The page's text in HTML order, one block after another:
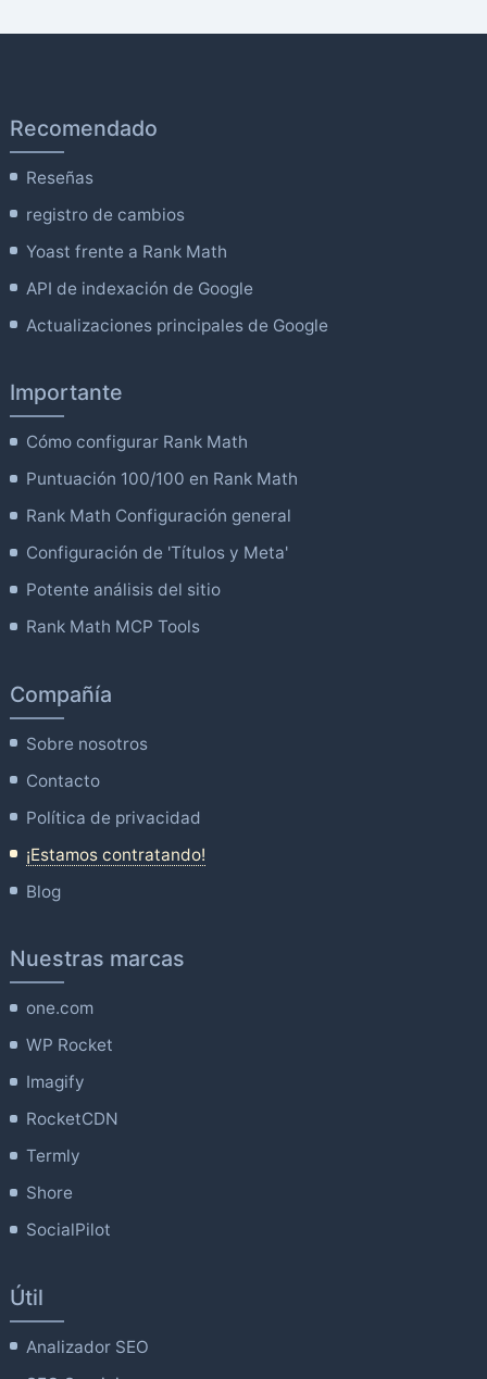
Recomendado
Reseñas
registro de cambios
Yoast frente a Rank Math
API de indexación de Google
Actualizaciones principales de Google
Importante
Cómo configurar Rank Math
Puntuación 100/100 en Rank Math
Rank Math Configuración general
Configuración de 'Títulos y Meta'
Potente análisis del sitio
Rank Math MCP Tools
Compañía
Sobre nosotros
Contacto
Política de privacidad
¡Estamos contratando!
Blog
Nuestras marcas
one.com
WP Rocket
Imagify
RocketCDN
Termly
Shore
SocialPilot
Útil
Analizador SEO